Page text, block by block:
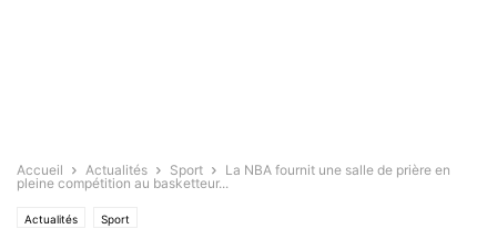
Accueil Actualités Sport
La NBA fournit une salle de prière en
pleine compétition au basketteur...
Actualités Sport